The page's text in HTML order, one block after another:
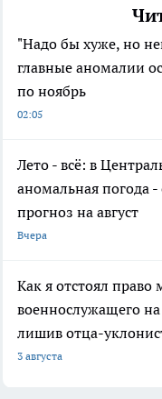
"Надо бы хуже, но
главные аномалии
по ноябрь
02:05
Лето - всё: в
аномальная погода
прогноз на август
Вчера
Как я отстоял право
военнослужащего
лишив отца-
3 августа